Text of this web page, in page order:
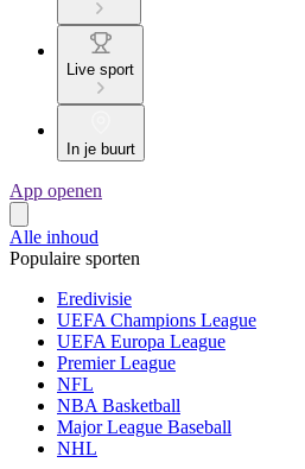
Live sport
In je buurt
App openen
Alle inhoud
Populaire sporten
Eredivisie
UEFA Champions League
UEFA Europa League
Premier League
NFL
NBA Basketball
Major League Baseball
NHL